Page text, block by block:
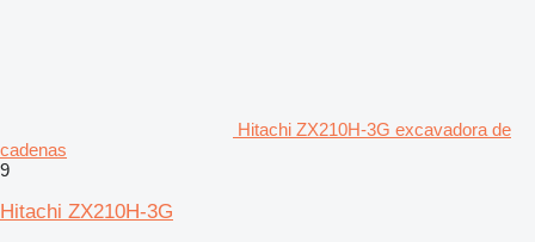
Hitachi ZX210H-3G excavadora de
cadenas
9
Hitachi ZX210H-3G